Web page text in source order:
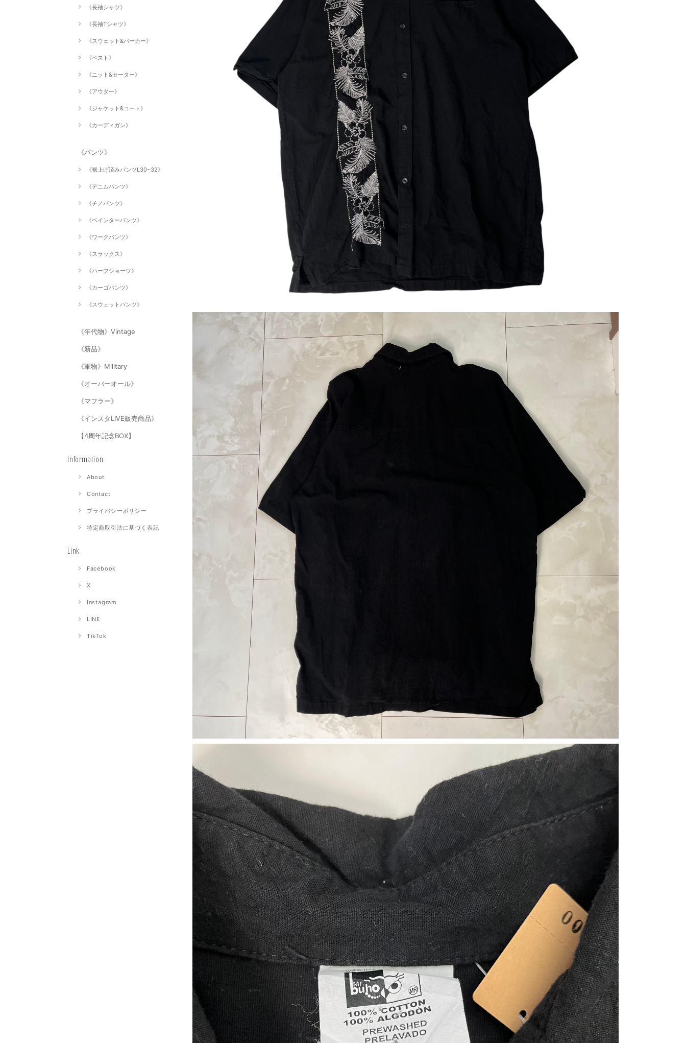
《長袖シャツ》
《長袖Tシャツ》
《スウェット&パーカー》
《ベスト》
《ニット&セーター》
《アウター》
《ジャケット&コート》
《カーディガン》
《パンツ》
《裾上げ済みパンツL30~32》
《デニムパンツ》
《チノパンツ》
《ペインターパンツ》
《ワークパンツ》
《スラックス》
《ハーフショーツ》
《カーゴパンツ》
《スウェットパンツ》
《年代物》Vintage
《新品》
《軍物》Military
《オーバーオール》
《マフラー》
《インスタLIVE販売商品》
【4周年記念BOX】
Information
About
Contact
プライバシーポリシー
特定商取引法に基づく表記
Link
Facebook
X
Instagram
LINE
TikTok